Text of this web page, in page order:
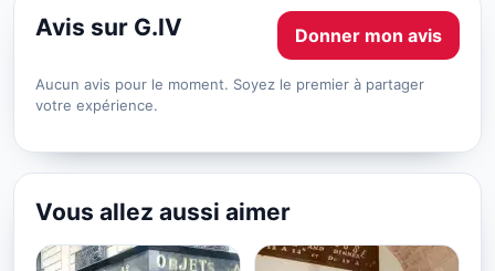
Avis sur G.IV Donner mon avis
Aucun avis pour le moment. Soyez le premier à partager
votre expérience.
Vous allez aussi aimer